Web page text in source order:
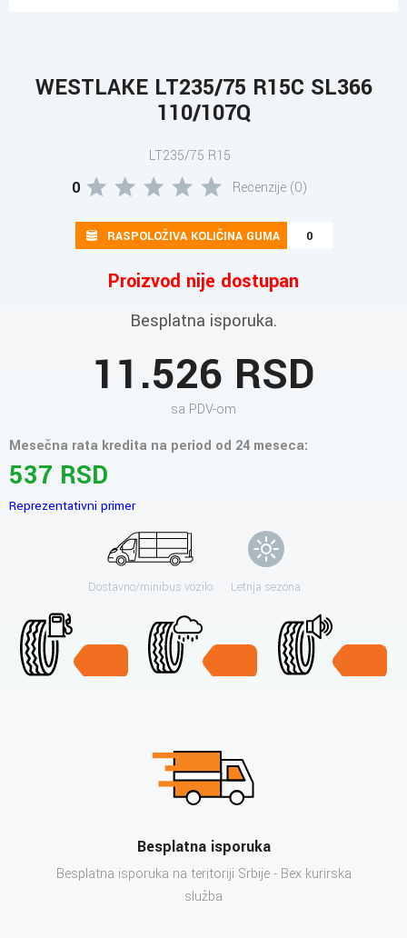
WESTLAKE LT235/75 R15C SL366
110/107Q
LT235/75 R15
0 Recenzije (0)
RASPOLOŽIVA KOLIČINA GUMA 0
Proizvod nije dostupan
Besplatna isporuka.
11.526 RSD
sa PDV-om
Mesečna rata kredita na period od 24 meseca:
537 RSD
Reprezentativni primer
Dostavno/minibus vozilo Letnja sezona
Besplatna isporuka
Besplatna isporuka na teritoriji Srbije - Bex kurirska
služba